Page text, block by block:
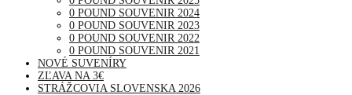
0 POUND SOUVENIR 2024
0 POUND SOUVENIR 2023
0 POUND SOUVENIR 2022
0 POUND SOUVENIR 2021
NOVÉ SUVENÍRY
ZĽAVA NA 3€
STRÁŽCOVIA SLOVENSKA 2026